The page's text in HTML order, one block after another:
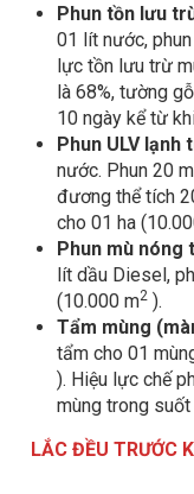
Phun tồn lưu
01 lít nước,
lực tồn lưu trừ
là 68%, tường
10 ngày kể từ
Phun ULV lạnh
nước. Phun 20
đương thể tích
cho 01 ha
Phun mù nóng
lít dầu Diesel,
(10.000 m2 ).
Tẩm mùng
tẩm cho 01
). Hiệu lực chế
mùng trong
LẮC ĐỀU TRƯỚC